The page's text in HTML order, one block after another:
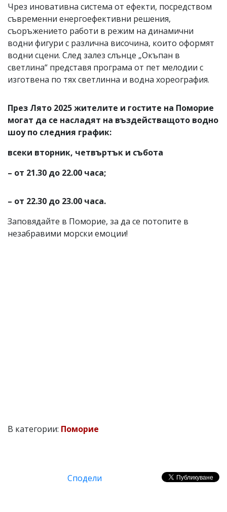
Чрез иновативна система от ефекти, посредством
съвременни енергоефективни решения,
съоръжението работи в режим на динамични
водни фигури с различна височина, които оформят
водни сцени. След залез слънце „Окъпан в
светлина“ представя програма от пет мелодии с
изготвена по тях светлинна и водна хореография.
През Лято 2025 жителите и гостите на Поморие
могат да се насладят на въздействащото водно
шоу по следния график:
всеки вторник, четвъртък и събота
– от 21.30 до 22.00 часа;
– от 22.30 до 23.00 часа.
Заповядайте в Поморие, за да се потопите в
незабравими морски емоции!
В категории: Поморие
Сподели